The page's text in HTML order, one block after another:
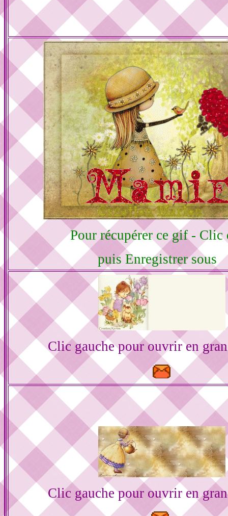
Pour récupérer ce gif - Clic
puis Enregistrer sous
Clic gauche pour ouvrir en
Clic gauche pour ouvrir en